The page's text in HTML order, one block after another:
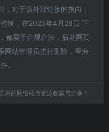
，对于该外部链接的指向，
制，在2025年4月28日 下
都属于合规合法，后期网页
网站管理员进行删除，星海
。
用的网络站点资源收集与分享！